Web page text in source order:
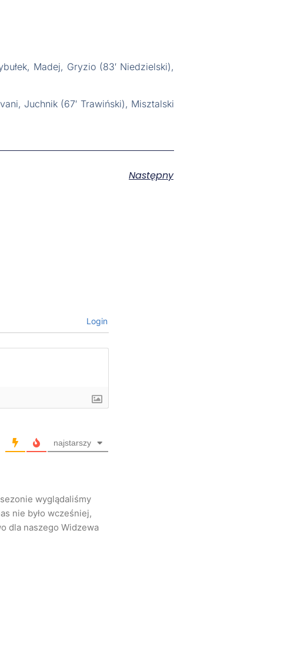
Madej, Gryzio (83′ Niedzielski),
Juchnik (67′ Trawiński), Misztalski
Następny
Login
najstarszy
wyglądaliśmy
nie było wcześniej,
dla naszego Widzewa